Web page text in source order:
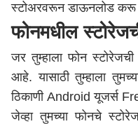
स्टोअरवरून डाऊनलोड
फोनमधील
जर तुम्हाला फोन
आहे. यासाठी तुम्हाला
ठिकाणी Android यूजर्स
जेव्हा तुमच्या फोनचे